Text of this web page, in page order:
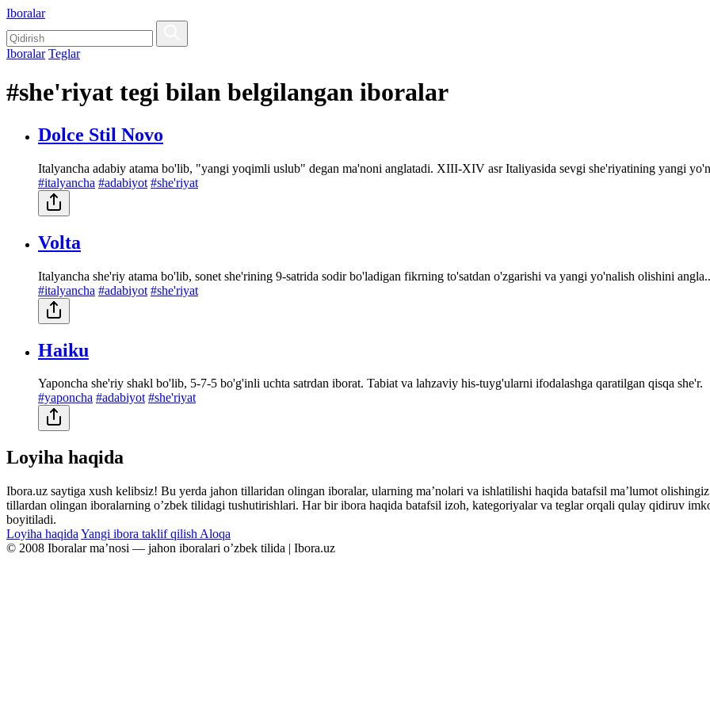
Iboralar
Iboralar Teglar
#she'riyat tegi bilan belgilangan iboralar
Dolce Stil Novo
Italyancha adabiy atama bo'lib, "yangi yoqimli uslub" degan ma'noni anglatadi. XIII-XIV asr Italiyasida sevgi she'riyatining yangi
#italyancha #adabiyot #she'riyat
Volta
Italyancha she'riy atama bo'lib, sonet she'rining 9-satrida sodir bo'ladigan fikrning to'satdan o'zgarishi va yangi yo'nalish olishini
#italyancha #adabiyot #she'riyat
Haiku
Yaponcha she'riy shakl bo'lib, 5-7-5 bo'g'inli uchta satrdan iborat. Tabiat va lahzaviy his-tuyg'ularni ifodalashga qaratilgan qisqa she'r.
#yaponcha #adabiyot #she'riyat
Loyiha haqida
Ibora.uz saytiga xush kelibsiz! Bu yerda jahon tillaridan olingan iboralar, ularning maʼnolari va ishlatilishi haqida batafsil maʼlumot
tillardan olingan iboralarning oʼzbek tilidagi tushutirishlari. Har bir ibora haqida batafsil izoh, kategoriyalar va teglar orqali qulay qidiruv
boyitiladi.
Loyiha haqida Yangi ibora taklif qilish Aloqa
© 2008 Iboralar maʼnosi — jahon iboralari oʼzbek tilida | Ibora.uz